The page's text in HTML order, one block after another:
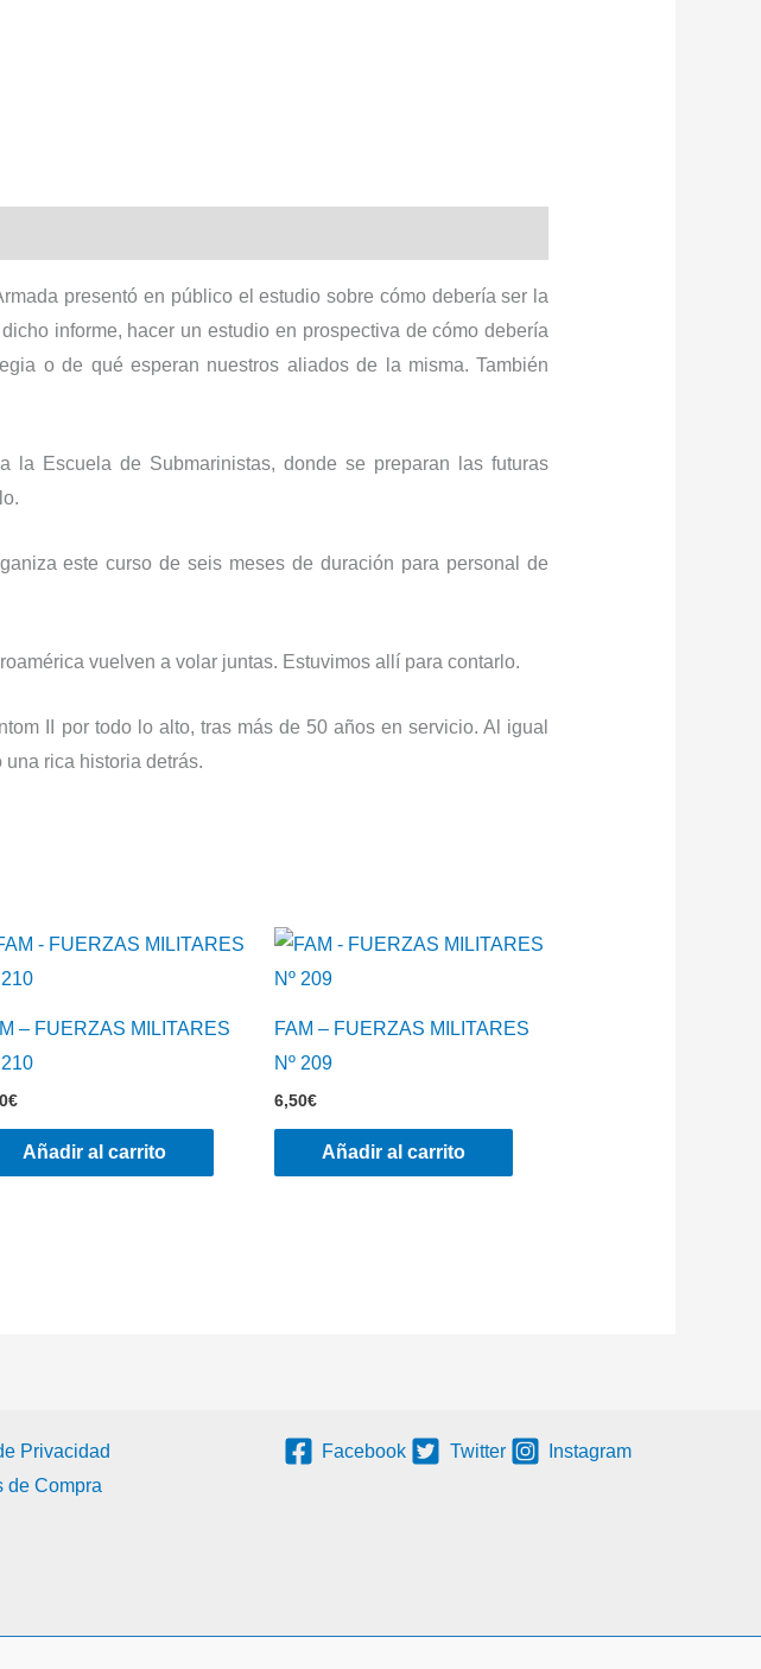
presentó en público el estudio sobre cómo debería ser la
informe, hacer un estudio en prospectiva de cómo debería
o de qué esperan nuestros aliados de la misma. También
la Escuela de Submarinistas, donde se preparan las futuras
este curso de seis meses de duración para personal de
vuelven a volar juntas. Estuvimos allí para contarlo.
II por todo lo alto, tras más de 50 años en servicio. Al igual
rica historia detrás.
– FUERZAS MILITARES
210
€
Añadir al carrito
FAM – FUERZAS MILITARES
Nº 209
6,50€
Añadir al carrito
Privacidad
de Compra
Facebook Twitter Instagram